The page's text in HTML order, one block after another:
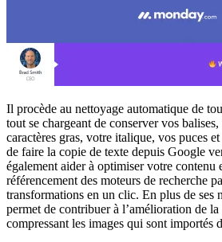
Il procède au nettoyage automatique de
tout se chargeant de conserver vos
caractères gras, votre italique, vos puces
de faire la copie de texte depuis Google
également aider à optimiser votre contenu
référencement des moteurs de recherche
transformations en un clic. En plus de ses
permet de contribuer à l’amélioration de la
compressant les images qui sont importés